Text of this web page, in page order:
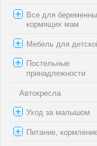
Все для
кормящих мам
Мебель для
Постельные
принадлежности
Автокресла
Уход за малышом
Питание,